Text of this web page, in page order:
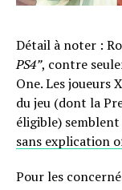
Détail à noter :
PS4”, contre
One. Les joueurs
du jeu (dont la
éligible)
sans explication
Pour les